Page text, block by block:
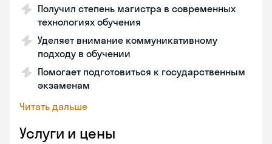
Получил степень магистра в современных
технологиях обучения
Уделяет внимание коммуникативному
подходу в обучении
Помогает подготовиться к государственным
экзаменам
Читать дальше
Услуги и цены